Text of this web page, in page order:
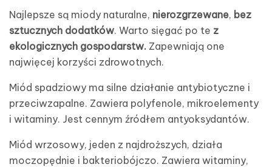
Najlepsze są miody naturalne, nierozgrzewane, bez
sztucznych dodatków. Warto sięgać po te z
ekologicznych gospodarstw. Zapewniają one
najwięcej korzyści zdrowotnych.
Miód spadziowy ma silne działanie antybiotyczne i
przeciwzapalne. Zawiera polyfenole, mikroelementy
i witaminy. Jest cennym źródłem antyoksydantów.
Miód wrzosowy, jeden z najdroższych, działa
moczopędnie i bakteriobójczo. Zawiera witaminy,